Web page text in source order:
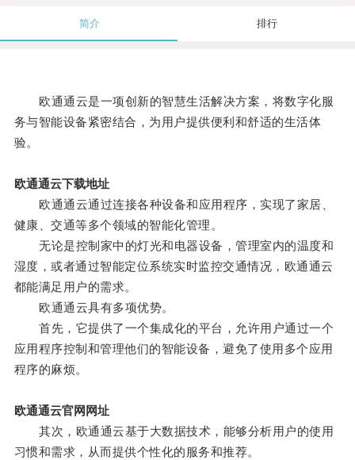
简介 排行
欧通通云是一项创新的智慧生活解决方案，将数字化服
务与智能设备紧密结合，为用户提供便利和舒适的生活体
验。
欧通通云下载地址
欧通通云通过连接各种设备和应用程序，实现了家居、
健康、交通等多个领域的智能化管理。
无论是控制家中的灯光和电器设备，管理室内的温度和
湿度，或者通过智能定位系统实时监控交通情况，欧通通云
都能满足用户的需求。
欧通通云具有多项优势。
首先，它提供了一个集成化的平台，允许用户通过一个
应用程序控制和管理他们的智能设备，避免了使用多个应用
程序的麻烦。
欧通通云官网网址
其次，欧通通云基于大数据技术，能够分析用户的使用
习惯和需求，从而提供个性化的服务和推荐。